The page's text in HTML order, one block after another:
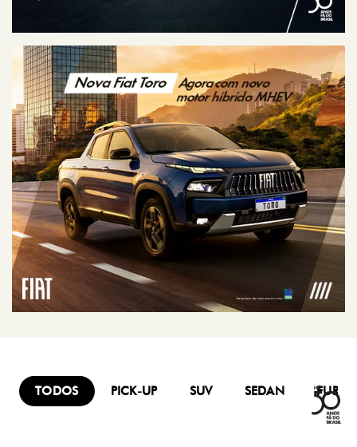
TODOS PICK-UP SUV SEDAN